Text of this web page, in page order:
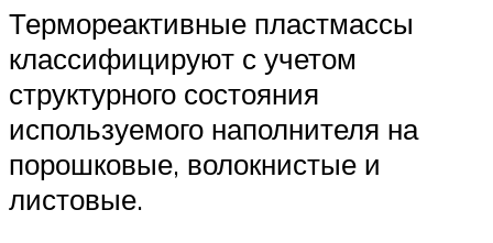
Термореактивные пластмассы
классифицируют с учетом
структурного состояния
используемого наполнителя на
порошковые, волокнистые и
листовые.